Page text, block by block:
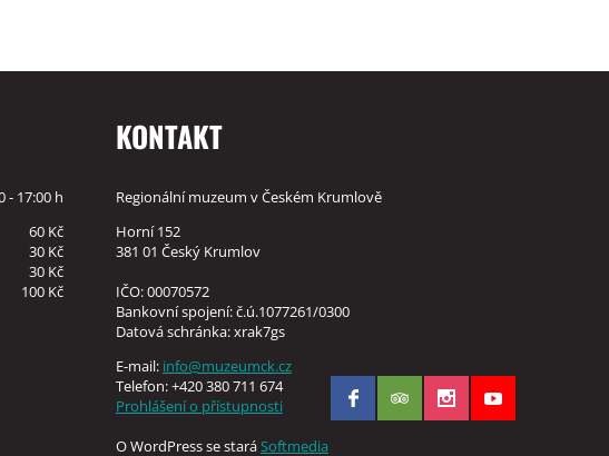
- 17:00 h
60 Kč
30 Kč
30 Kč
100 Kč
KONTAKT
Regionální muzeum v Českém Krumlově
Horní 152
381 01 Český Krumlov
IČO: 00070572
Bankovní spojení: č.ú.1077261/0300
Datová schránka: xrak7gs
E-mail: info@muzeumck.cz
Telefon: +420 380 711 674
Prohlášení o přístupnosti
O WordPress se staráSoftmedia